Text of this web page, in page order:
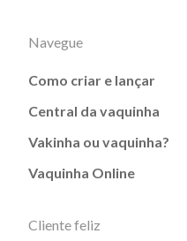
Navegue
Como criar e lançar
Central da vaquinha
Vakinha ou vaquinha?
Vaquinha Online
Cliente feliz